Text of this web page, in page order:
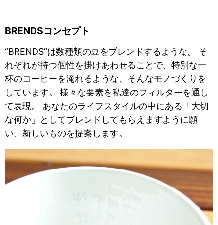
BRENDSコンセプト
“BRENDS”は数種類の豆をブレンドするような。 そ
れぞれが持つ個性を掛けあわせることで、特別な一
杯のコーヒーを淹れるような、そんなモノづくりを
しています。 様々な要素を私達のフィルターを通し
て表現。 あなたのライフスタイルの中にある「大切
な何か」としてブレンドしてもらえますように願
い、新しいものを提案します。